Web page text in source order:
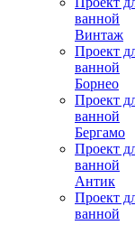
ванной
Винтаж
Проект
ванной
Борнео
Проект
ванной
Бергамо
Проект
ванной
Антик
Проект
ванной